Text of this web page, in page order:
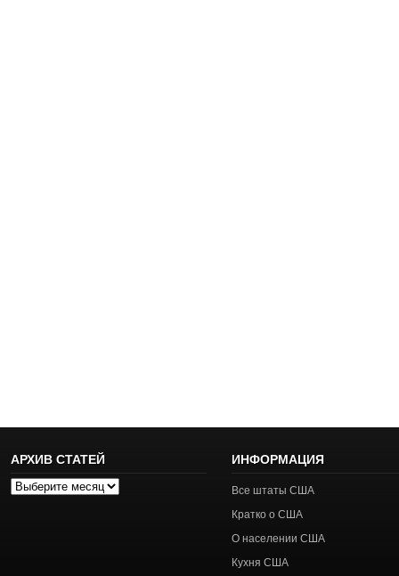
АРХИВ СТАТЕЙ
Архив
ИНФОРМАЦИЯ
Все штаты США
Кратко о США
О населении США
Кухня США